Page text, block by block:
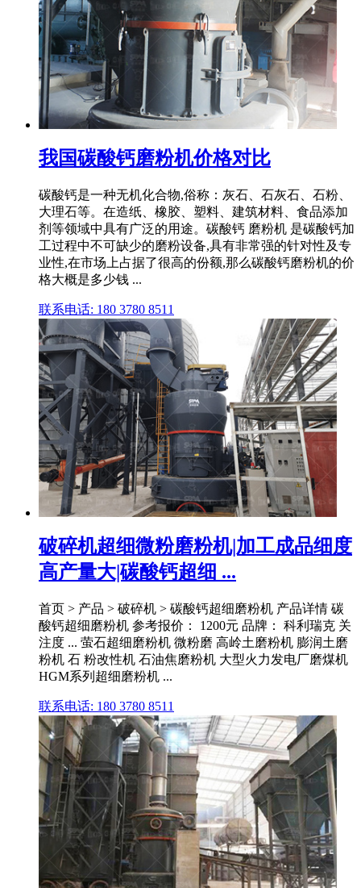
我国碳酸钙磨粉机价格对比
碳酸钙是一种无机化合物,俗称：灰石、石灰石、石粉、
大理石等。在造纸、橡胶、塑料、建筑材料、食品添加
剂等领域中具有广泛的用途。碳酸钙 磨粉机 是碳酸钙加
工过程中不可缺少的磨粉设备,具有非常强的针对性及专
业性,在市场上占据了很高的份额,那么碳酸钙磨粉机的价
格大概是多少钱 ...
联系电话: 180 3780 8511
破碎机超细微粉磨粉机|加工成品细度
高产量大|碳酸钙超细 ...
首页 > 产品 > 破碎机 > 碳酸钙超细磨粉机 产品详情 碳
酸钙超细磨粉机 参考报价： 1200元 品牌： 科利瑞克 关
注度 ... 萤石超细磨粉机 微粉磨 高岭土磨粉机 膨润土磨
粉机 石 粉改性机 石油焦磨粉机 大型火力发电厂磨煤机
HGM系列超细磨粉机 ...
联系电话: 180 3780 8511